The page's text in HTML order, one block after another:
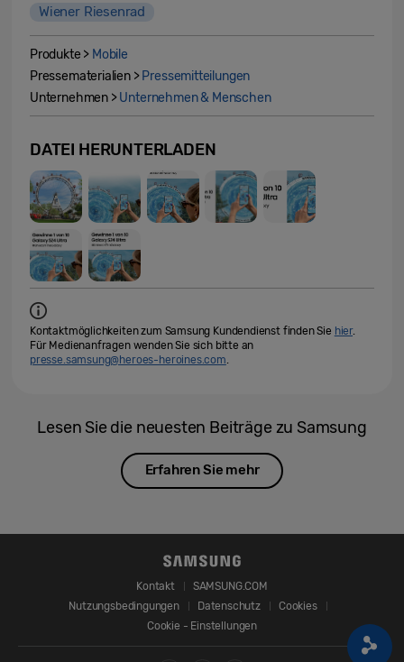
Wiener Riesenrad
Produkte > Mobile
Pressematerialien > Pressemitteilungen
Unternehmen >Unternehmen & Menschen
DATEI HERUNTERLADEN
Kontaktmöglichkeiten zum Samsung Kundendienst finden Sie hier.
Für Medienanfragen wenden Sie sich bitte an
presse.samsung@heroes-heroines.com
Lesen Sie die neuesten Beiträge zu Samsung
Erfahren Sie mehr
Kontakt
SAMSUNG.COM
Nutzungsbedingungen
Datenschutz
Cookies
Cookie - Einstellungen